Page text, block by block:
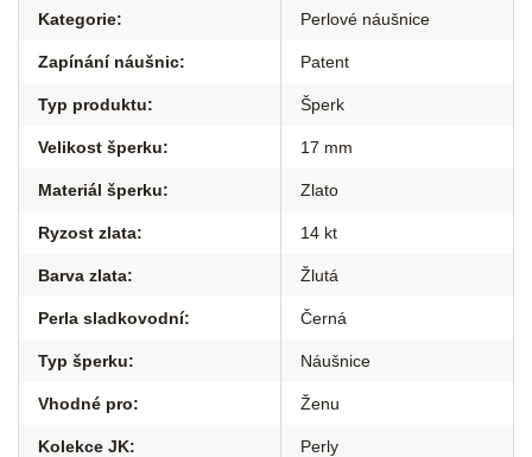
Kategorie: Perlové náušnice
Zapínání náušnic: Patent
Typ produktu: Šperk
Velikost šperku: 17 mm
Materiál šperku: Zlato
Ryzost zlata: 14 kt
Barva zlata: Žlutá
Perla sladkovodní: Černá
Typ šperku: Náušnice
Vhodné pro: Ženu
Kolekce JK: Perly